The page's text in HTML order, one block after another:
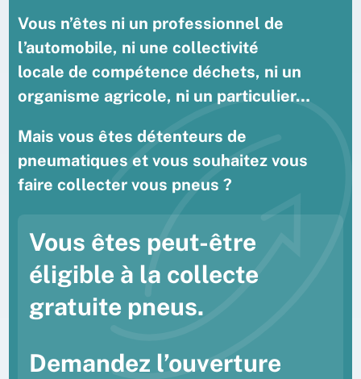
Vous n’êtes ni un professionnel de
l’automobile, ni une collectivité
locale de compétence déchets, ni un
organisme agricole, ni un particulier…
Mais vous êtes détenteurs de
pneumatiques et vous souhaitez vous
faire collecter vous pneus ?
Vous êtes peut-être
éligible à la collecte
gratuite pneus.
Demandez l’ouverture